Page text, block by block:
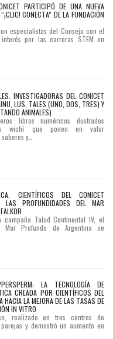
PARTICIPÓ DE UNA NUEVA
CONECTA” DE LA FUNDACIÓN
especialistas del Consejo con el
por las carreras STEM en
INVESTIGADORAS DEL CONICET
LUS, TALES (UNO, DOS, TRES) Y
ANIMALES)
libros numéricos ilustrados
wichí que ponen en valor
y…
CIENTÍFICOS DEL CONICET
LAS PROFUNDIDADES DEL MAR
Talud Continental IV, el
Profundo de Argentina se
LA TECNOLOGÍA DE
CREADA POR CIENTÍFICOS DEL
HACIA LA MEJORA DE LAS TASAS DE
IN VITRO
realizado en tres centros de
y demostró un aumento en